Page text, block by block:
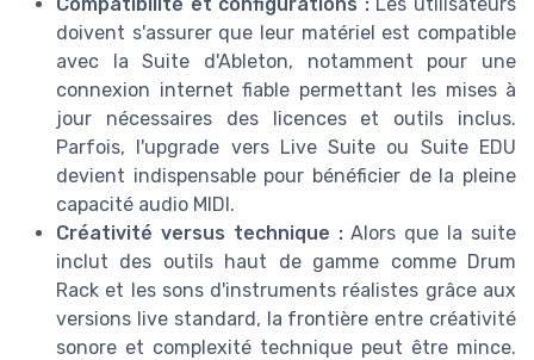
doivent s'assurer que leur matériel est compatible
avec la Suite d'Ableton, notamment pour une
connexion internet fiable permettant les mises à
jour nécessaires des licences et outils inclus.
Parfois, l'upgrade vers Live Suite ou Suite EDU
devient indispensable pour bénéficier de la pleine
capacité audio MIDI.
Créativité versus technique :Alors que la suite
inclut des outils haut de gamme comme Drum
Rack et les sons d'instruments réalistes grâce aux
versions live standard, la frontière entre créativité
sonore et complexité technique peut être mince.